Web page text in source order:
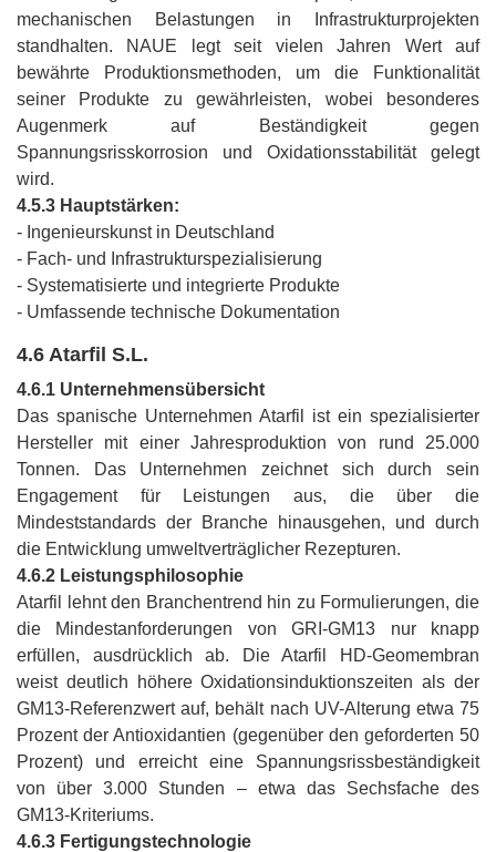
mechanischen Belastungen in Infrastrukturprojekten
standhalten. NAUE legt seit vielen Jahren Wert auf
bewährte Produktionsmethoden, um die Funktionalität
seiner Produkte zu gewährleisten, wobei besonderes
Augenmerk auf Beständigkeit gegen
Spannungsrisskorrosion und Oxidationsstabilität gelegt
wird.
4.5.3 Hauptstärken:
- Ingenieurskunst in Deutschland
- Fach- und Infrastrukturspezialisierung
- Systematisierte und integrierte Produkte
- Umfassende technische Dokumentation
4.6 Atarfil S.L.
4.6.1 Unternehmensübersicht
Das spanische Unternehmen Atarfil ist ein spezialisierter
Hersteller mit einer Jahresproduktion von rund 25.000
Tonnen. Das Unternehmen zeichnet sich durch sein
Engagement für Leistungen aus, die über die
Mindeststandards der Branche hinausgehen, und durch
die Entwicklung umweltverträglicher Rezepturen.
4.6.2 Leistungsphilosophie
Atarfil lehnt den Branchentrend hin zu Formulierungen, die
die Mindestanforderungen von GRI-GM13 nur knapp
erfüllen, ausdrücklich ab. Die Atarfil HD-Geomembran
weist deutlich höhere Oxidationsinduktionszeiten als der
GM13-Referenzwert auf, behält nach UV-Alterung etwa 75
Prozent der Antioxidantien (gegenüber den geforderten 50
Prozent) und erreicht eine Spannungsrissbeständigkeit
von über 3.000 Stunden – etwa das Sechsfache des
GM13-Kriteriums.
4.6.3 Fertigungstechnologie